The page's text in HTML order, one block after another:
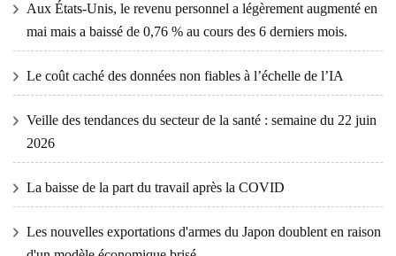
Aux États-Unis, le revenu personnel a légèrement augmenté en
mai mais a baissé de 0,76 % au cours des 6 derniers mois.
Le coût caché des données non fiables à l’échelle de l’IA
Veille des tendances du secteur de la santé : semaine du 22 juin
2026
La baisse de la part du travail après la COVID
Les nouvelles exportations d'armes du Japon doublent en raison